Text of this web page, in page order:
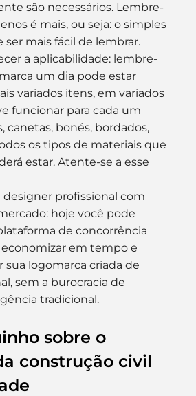
são necessários. Lembre-
é mais, ou seja: o simples
ser mais fácil de lembrar.
a aplicabilidade: lembre-
um dia pode estar
variados itens, em variados
funcionar para cada um
canetas, bonés, bordados,
os tipos de materiais que
estar. Atente-se a esse
designer profissional com
hoje você pode
de concorrência
em tempo e
sua logomarca criada de
sem a burocracia de
tradicional.
sobre o
construção civil